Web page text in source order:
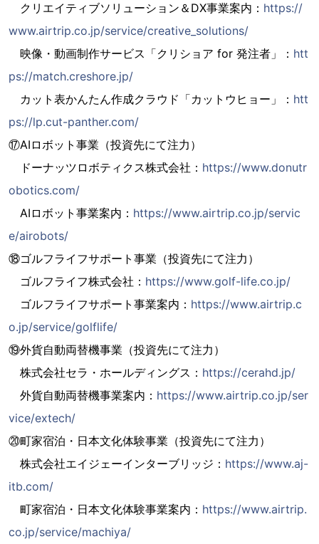
クリエイティブソリューション＆DX事業案内： https://
www.airtrip.co.jp/service/creative_solutions/
映像・動画制作サービス「クリショア for 発注者」： htt
ps://match.creshore.jp/
カット表かんたん作成クラウド「カットウヒョー」： htt
ps://lp.cut-panther.com/
⑰AIロボット事業（投資先にて注力）
ドーナッツロボティクス株式会社： https://www.donutr
obotics.com/
AIロボット事業案内： https://www.airtrip.co.jp/servic
e/airobots/
⑱ゴルフライフサポート事業（投資先にて注力）
ゴルフライフ株式会社： https://www.golf-life.co.jp/
ゴルフライフサポート事業案内： https://www.airtrip.c
o.jp/service/golflife/
⑲外貨自動両替機事業（投資先にて注力）
株式会社セラ・ホールディングス： https://cerahd.jp/
外貨自動両替機事業案内： https://www.airtrip.co.jp/ser
vice/extech/
⑳町家宿泊・日本文化体験事業（投資先にて注力）
株式会社エイジェーインターブリッジ： https://www.aj-
itb.com/
町家宿泊・日本文化体験事業案内： https://www.airtrip.
co.jp/service/machiya/